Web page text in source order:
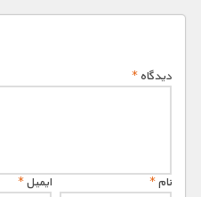
دیدگاه*
نام* ایمیل*